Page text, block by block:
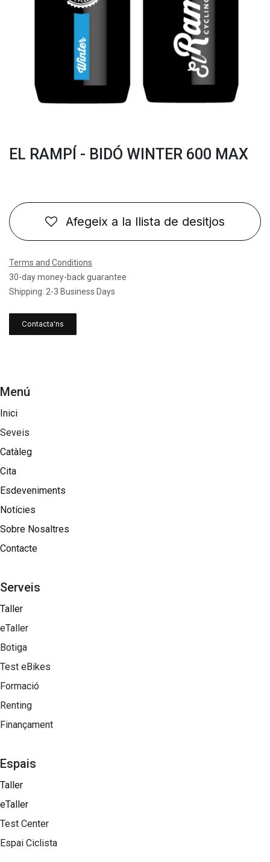
EL RAMPÍ - BIDÓ WINTER 600 MAX
Afegeix a la llista de desitjos
Terms and Conditions
30-day money-back guarantee
Shipping: 2-3 Business Days
Contacta'ns
Menú
Inici
Seveis
Catàleg
Cita
Esdeveniments
Notícies
Sobre Nosaltres​
Contacte
Serveis
Taller
eTaller
Botiga
Test eBikes
Formació
Renting
Finançament
Espais
Taller
eTaller
Test Center
Espai Ciclista